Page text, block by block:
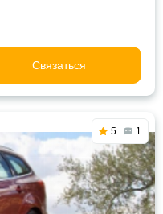
Связаться
5 1